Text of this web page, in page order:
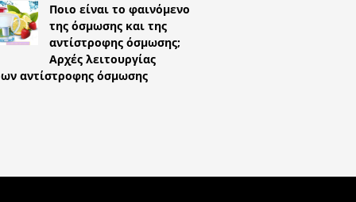
Ποιο είναι το φαινόμενο
της όσμωσης και της
αντίστροφης όσμωσης;
Αρχές λειτουργίας
αντίστροφης όσμωσης